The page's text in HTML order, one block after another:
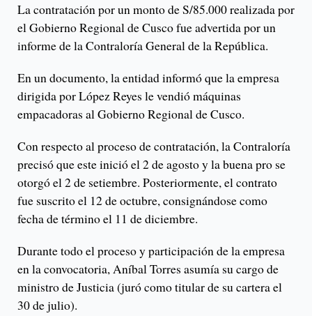
La contratación por un monto de S/85.000 realizada por
el Gobierno Regional de Cusco fue advertida por un
informe de la Contraloría General de la República.
En un documento, la entidad informó que la empresa
dirigida por López Reyes le vendió máquinas
empacadoras al Gobierno Regional de Cusco.
Con respecto al proceso de contratación, la Contraloría
precisó que este inició el 2 de agosto y la buena pro se
otorgó el 2 de setiembre. Posteriormente, el contrato
fue suscrito el 12 de octubre, consignándose como
fecha de término el 11 de diciembre.
Durante todo el proceso y participación de la empresa
en la convocatoria, Aníbal Torres asumía su cargo de
ministro de Justicia (juró como titular de su cartera el
30 de julio).